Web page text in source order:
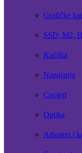
Grafičke
SSD, M2,
Kućišta
Napajanja
Cooleri
Optika
Adapteri i